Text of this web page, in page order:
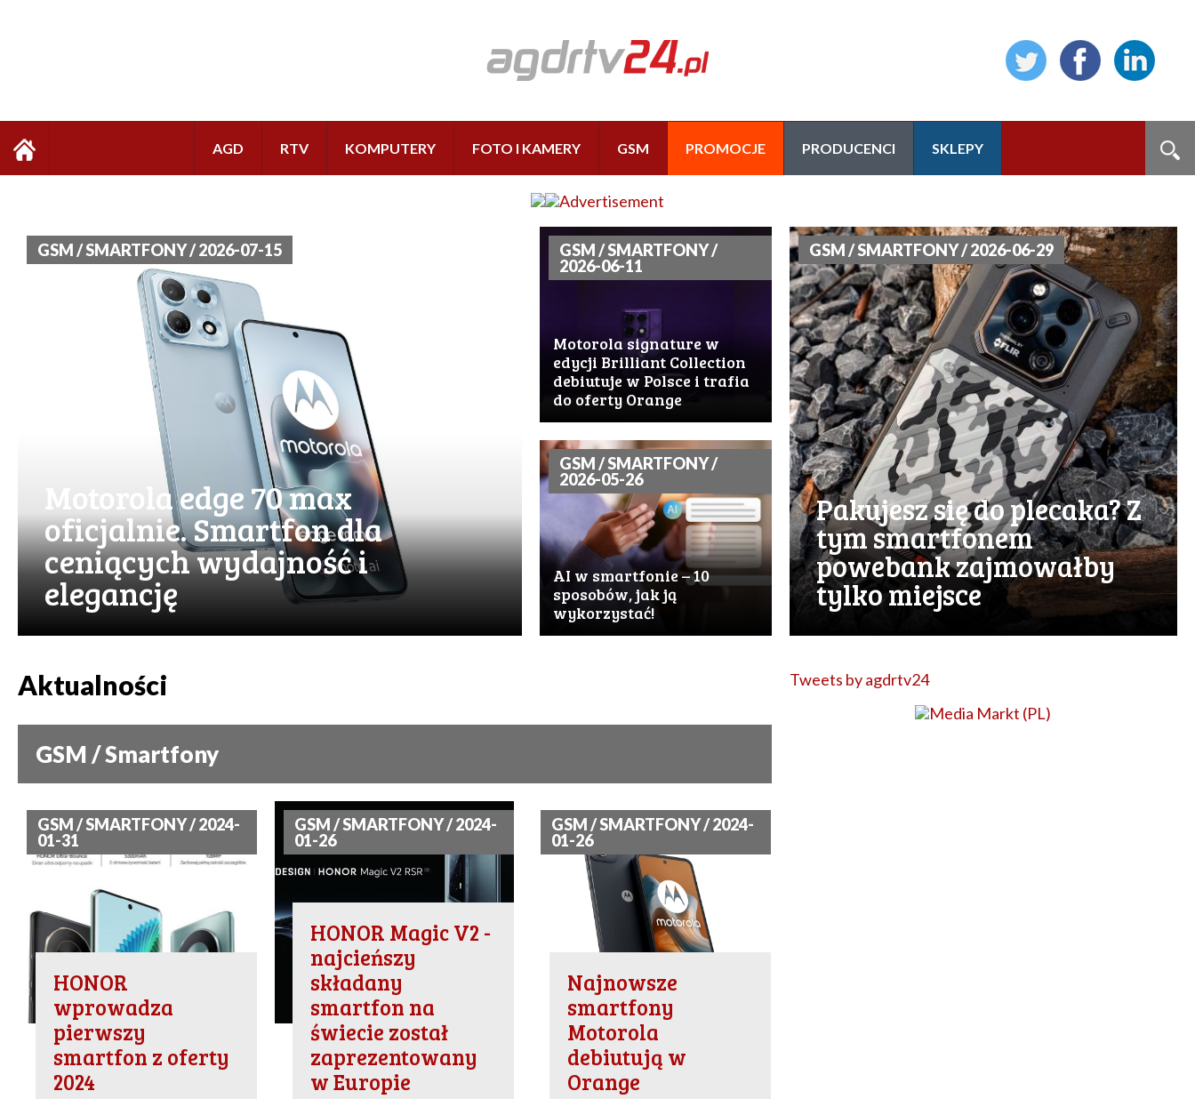
AGD RTV KOMPUTERY FOTO I KAMERY GSM PROMOCJE PRODUCENCI SKLEPY
GSM / SMARTFONY / 2026-07-15
Motorola edge 70 max
oficjalnie. Smartfon dla
ceniących wydajność i
elegancję
GSM / SMARTFONY / 2026-06-29
Pakujesz się do plecaka? Z
tym smartfonem
powebank zajmowałby
tylko miejsce
GSM / SMARTFONY /
2026-06-11
Motorola signature w
edycji Brilliant Collection
debiutuje w Polsce i trafia
do oferty Orange
GSM / SMARTFONY /
2026-05-26
AI w smartfonie – 10
sposobów, jak ją
wykorzystać!
Aktualności
GSM / Smartfony
GSM / SMARTFONY / 2024-
01-31
HONOR
wprowadza
pierwszy
smartfon z oferty
2024
GSM / SMARTFONY / 2024-
01-26
HONOR Magic V2 -
najcieńszy
składany
smartfon na
świecie został
zaprezentowany
w Europie
GSM / SMARTFONY / 2024-
01-26
Najnowsze
smartfony
Motorola
debiutują w
Orange
Tweets by agdrtv24